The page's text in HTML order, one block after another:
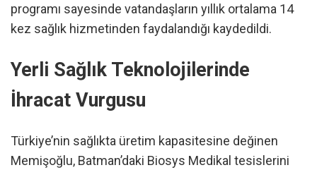
programı sayesinde vatandaşların yıllık ortalama 14
kez sağlık hizmetinden faydalandığı kaydedildi.
Yerli Sağlık Teknolojilerinde
İhracat Vurgusu
Türkiye’nin sağlıkta üretim kapasitesine değinen
Memişoğlu, Batman’daki Biosys Medikal tesislerini